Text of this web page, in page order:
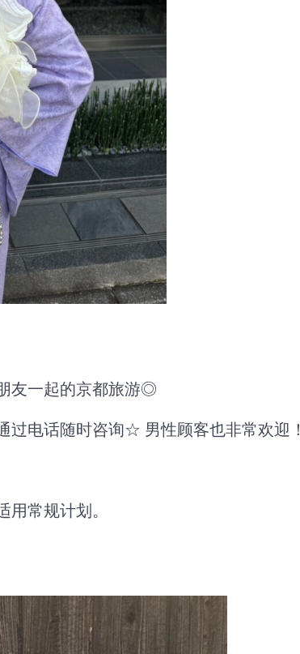
友一起的京都旅游◎
过电话随时咨询☆ 男性顾客也非常欢迎！
常规计划。